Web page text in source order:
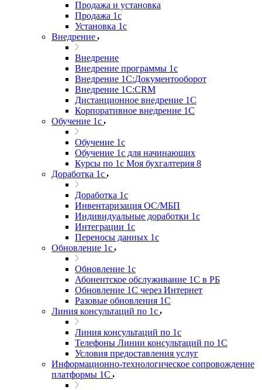
Продажа и установка
Продажа 1с
Установка 1с
Внедрение
Внедрение
Внедрение программы 1с
Внедрение 1С:Документооборот
Внедрение 1С:CRM
Дистанционное внедрение 1С
Корпоративное внедрение 1С
Обучение 1с
Обучение 1с
Обучение 1с для начинающих
Курсы по 1с Моя бухгалтерия 8
Доработка 1с
Доработка 1с
Инвентаризация ОС/МБП
Индивидуальные доработки 1с
Интеграции 1с
Переносы данных 1с
Обновление 1с
Обновление 1с
Абонентское обслуживание 1С в РБ
Обновление 1С через Интернет
Разовые обновления 1С
Линия консультаций по 1с
Линия консультаций по 1с
Телефоны Линии консультаций по 1С
Условия предоставления услуг
Информационно-технологическое сопровождение
платформы 1С